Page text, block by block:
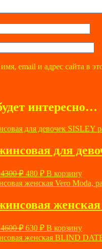
email и адрес сайта в
интересно…
для
4300₽ Первоначальная
цена
составляла
480 ₽Текущая
цена:
В корзину
женская
4600₽ Первоначальная
цена
составляла
630 ₽Текущая
цена:
В корзину